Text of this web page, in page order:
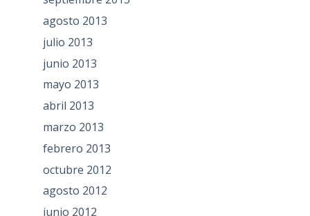
agosto 2013
julio 2013
junio 2013
mayo 2013
abril 2013
marzo 2013
febrero 2013
octubre 2012
agosto 2012
junio 2012